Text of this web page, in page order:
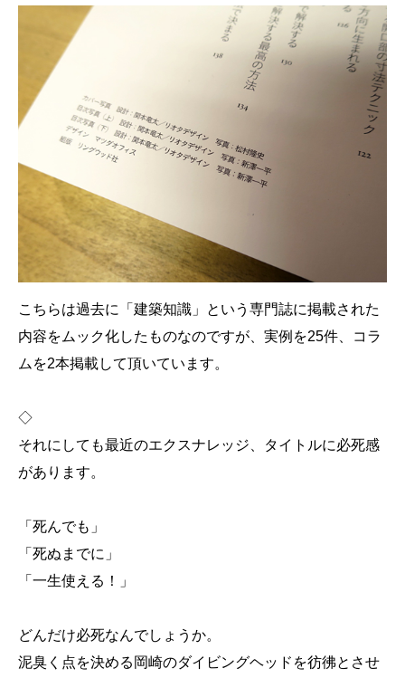
こちらは過去に「建築知識」という専門誌に掲載された
内容をムック化したものなのですが、実例を25件、コラ
ムを2本掲載して頂いています。
◇
それにしても最近のエクスナレッジ、タイトルに必死感
があります。
「死んでも」
「死ぬまでに」
「一生使える！」
どんだけ必死なんでしょうか。
泥臭く点を決める岡崎のダイビングヘッドを彷彿とさせ